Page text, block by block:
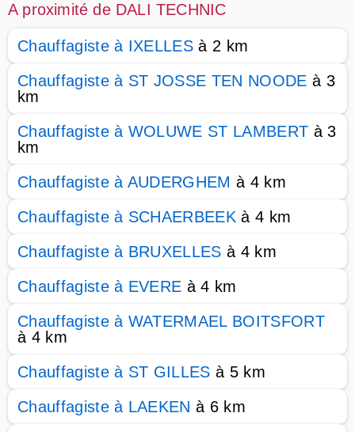
A proximité de DALI TECHNIC
Chauffagiste à IXELLES à 2 km
Chauffagiste à ST JOSSE TEN NOODE à 3
km
Chauffagiste à WOLUWE ST LAMBERT à 3
km
Chauffagiste à AUDERGHEM à 4 km
Chauffagiste à SCHAERBEEK à 4 km
Chauffagiste à BRUXELLES à 4 km
Chauffagiste à EVERE à 4 km
Chauffagiste à WATERMAEL BOITSFORT
à 4 km
Chauffagiste à ST GILLES à 5 km
Chauffagiste à LAEKEN à 6 km